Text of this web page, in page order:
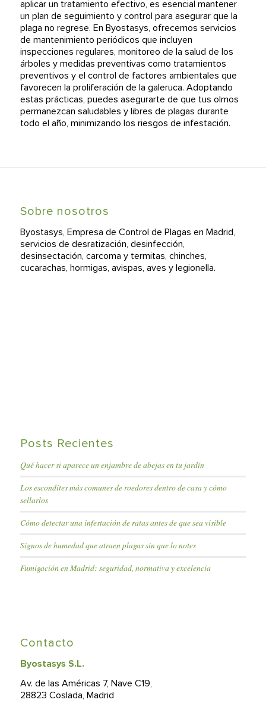
aplicar un tratamiento efectivo, es esencial mantener
un plan de seguimiento y control para asegurar que la
plaga no regrese. En Byostasys, ofrecemos servicios
de mantenimiento periódicos que incluyen
inspecciones regulares, monitoreo de la salud de los
árboles y medidas preventivas como tratamientos
preventivos y el control de factores ambientales que
favorecen la proliferación de la galeruca. Adoptando
estas prácticas, puedes asegurarte de que tus olmos
permanezcan saludables y libres de plagas durante
todo el año, minimizando los riesgos de infestación.
Sobre nosotros
Byostasys, Empresa de Control de Plagas en Madrid,
servicios de desratización, desinfección,
desinsectación, carcoma y termitas, chinches,
cucarachas, hormigas, avispas, aves y legionella.
Posts Recientes
Qué hacer si aparece un enjambre de abejas en tu jardín
Los escondites más comunes de roedores dentro de casa y cómo
sellarlos
Cómo detectar una infestación de ratas antes de que sea visible
Signos de humedad que atraen plagas sin que lo notes
Fumigación en Madrid: seguridad, normativa y excelencia
Contacto
Byostasys S.L.
Av. de las Américas 7, Nave C19,
28823 Coslada, Madrid